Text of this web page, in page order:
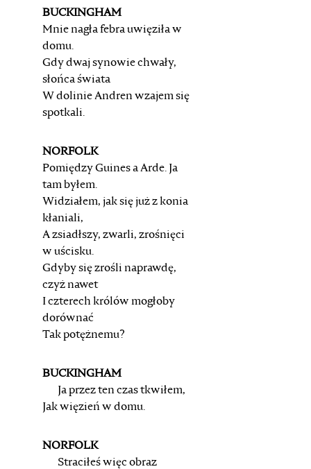
BUCKINGHAM
Mnie nagła febra uwięziła w
domu.
Gdy dwaj synowie chwały,
słońca świata
W dolinie Andren wzajem się
spotkali.
NORFOLK
Pomiędzy Guines a Arde. Ja
tam byłem.
Widziałem, jak się już z konia
kłaniali,
A zsiadłszy, zwarli, zrośnięci
w uścisku.
Gdyby się zrośli naprawdę,
czyż nawet
I czterech królów mogłoby
dorównać
Tak potężnemu?
BUCKINGHAM
Ja przez ten czas tkwiłem,
Jak więzień w domu.
NORFOLK
Straciłeś więc obraz